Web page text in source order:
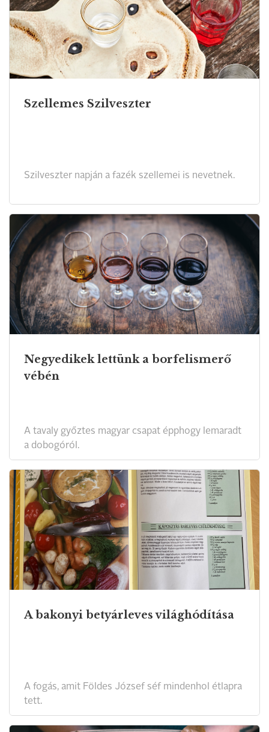
Szellemes Szilveszter
Szilveszter napján a fazék szellemei is nevetnek.
Negyedikek lettünk a borfelismerő
vébén
A tavaly győztes magyar csapat épphogy lemaradt
a dobogóról.
A bakonyi betyárleves világhódítása
A fogás, amit Földes József séf mindenhol étlapra
tett.